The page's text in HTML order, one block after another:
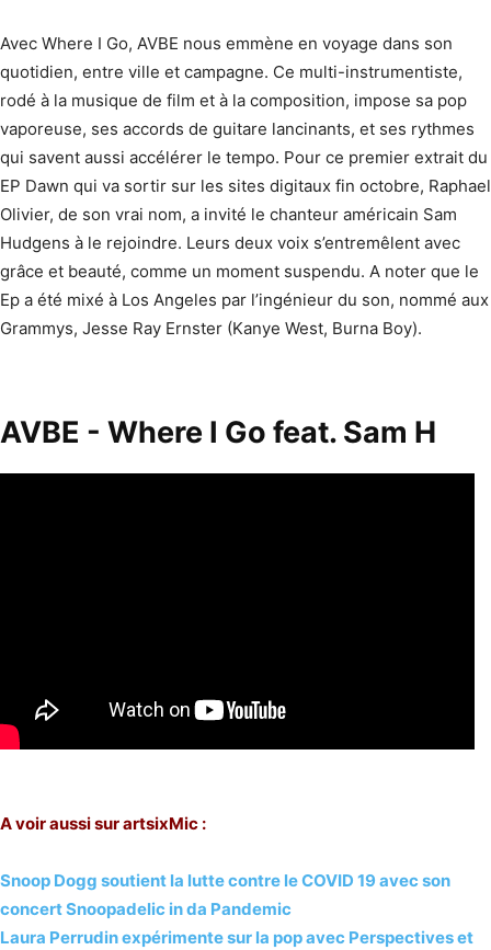
Avec Where I Go, AVBE nous emmène en voyage dans son
quotidien, entre ville et campagne. Ce multi-instrumentiste,
rodé à la musique de film et à la composition, impose sa pop
vaporeuse, ses accords de guitare lancinants, et ses rythmes
qui savent aussi accélérer le tempo. Pour ce premier extrait du
EP Dawn qui va sortir sur les sites digitaux fin octobre, Raphael
Olivier, de son vrai nom, a invité le chanteur américain Sam
Hudgens à le rejoindre. Leurs deux voix s’entremêlent avec
grâce et beauté, comme un moment suspendu. A noter que le
Ep a été mixé à Los Angeles par l’ingénieur du son, nommé aux
Grammys, Jesse Ray Ernster (Kanye West, Burna Boy).
AVBE - Where I Go feat. Sam H
A voir aussi sur artsixMic :
Snoop Dogg soutient la lutte contre le COVID 19 avec son
concert Snoopadelic in da Pandemic
Laura Perrudin expérimente sur la pop avec Perspectives et